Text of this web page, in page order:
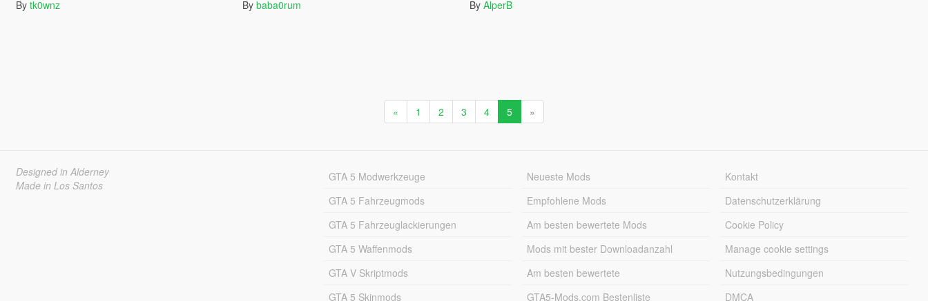
By tk0wnz
By baba0rum
By AlperB
« 1 2 3 4 5 »
Designed in Alderney
Made in Los Santos
GTA 5 Modwerkzeuge
GTA 5 Fahrzeugmods
GTA 5 Fahrzeuglackierungen
GTA 5 Waffenmods
GTA V Skriptmods
GTA 5 Skinmods
Neueste Mods
Empfohlene Mods
Am besten bewertete Mods
Mods mit bester Downloadanzahl
Am besten bewertete
GTA5-Mods.com Bestenliste
Kontakt
Datenschutzerklärung
Cookie Policy
Manage cookie settings
Nutzungsbedingungen
DMCA